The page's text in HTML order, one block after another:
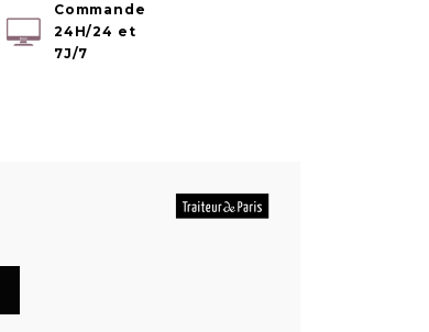
Commande
24H/24 et
7J/7